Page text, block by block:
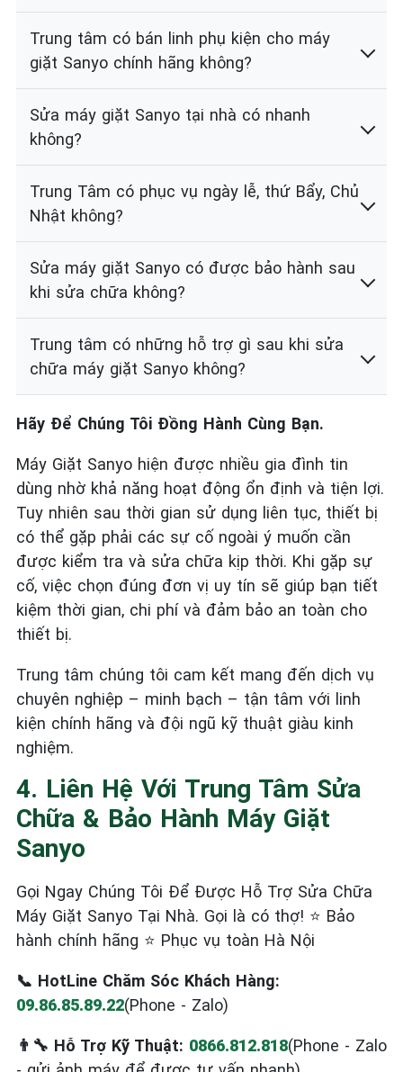
Trung tâm có bán linh phụ kiện cho máy
giặt Sanyo chính hãng không?
Sửa máy giặt Sanyo tại nhà có nhanh
không?
Trung Tâm có phục vụ ngày lễ, thứ Bẩy, Chủ
Nhật không?
Sửa máy giặt Sanyo có được bảo hành sau
khi sửa chữa không?
Trung tâm có những hỗ trợ gì sau khi sửa
chữa máy giặt Sanyo không?
Hãy Để Chúng Tôi Đồng Hành Cùng Bạn.
Máy Giặt Sanyo hiện được nhiều gia đình tin
dùng nhờ khả năng hoạt động ổn định và tiện lợi.
Tuy nhiên sau thời gian sử dụng liên tục, thiết bị
có thể gặp phải các sự cố ngoài ý muốn cần
được kiểm tra và sửa chữa kịp thời. Khi gặp sự
cố, việc chọn đúng đơn vị uy tín sẽ giúp bạn tiết
kiệm thời gian, chi phí và đảm bảo an toàn cho
thiết bị.
Trung tâm chúng tôi cam kết mang đến dịch vụ
chuyên nghiệp – minh bạch – tận tâm với linh
kiện chính hãng và đội ngũ kỹ thuật giàu kinh
nghiệm.
4. Liên Hệ Với Trung Tâm Sửa
Chữa & Bảo Hành Máy Giặt
Sanyo
Gọi Ngay Chúng Tôi Để Được Hỗ Trợ Sửa Chữa
Máy Giặt Sanyo Tại Nhà. Gọi là có thợ! ⭐ Bảo
hành chính hãng ⭐ Phục vụ toàn Hà Nội
📞 HotLine Chăm Sóc Khách Hàng:
09.86.85.89.22(Phone - Zalo)
👨‍🔧 Hỗ Trợ Kỹ Thuật: 0866.812.818(Phone - Zalo